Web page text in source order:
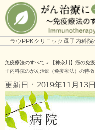
ラウPPKクリニック逗子内科
免疫療法のすべて » 【神奈川】癌の免
子内科院のがん治療（免疫療法）の特徴
更新日：2019年11月13日